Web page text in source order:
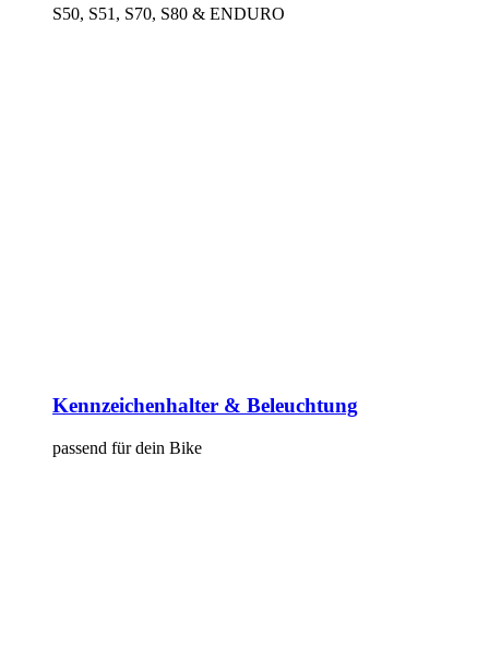
S50, S51, S70, S80 & ENDURO
Kennzeichenhalter & Beleuchtung
passend für dein Bike